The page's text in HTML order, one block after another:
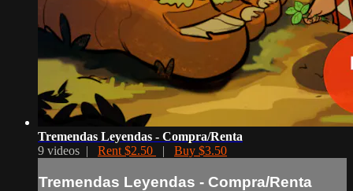
Tremendas Leyendas - Compra/Renta
9 videos | Rent $2.50 | Buy $3.50
Tremendas Leyendas - Compra/Renta